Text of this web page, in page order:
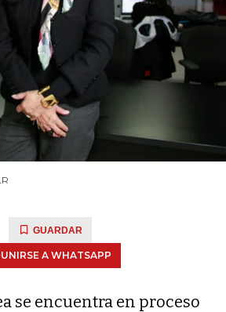
GUARDAR
UNIRSE A WHATSAPP
se encuentra en proceso